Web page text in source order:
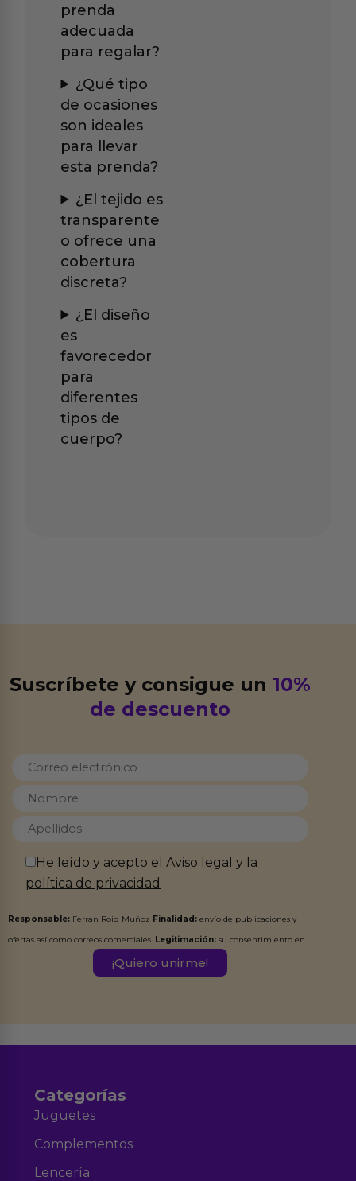
prenda
adecuada
para regalar?
¿Qué tipo
de ocasiones
son ideales
para llevar
esta prenda?
¿El tejido es
transparente
o ofrece una
cobertura
discreta?
¿El diseño
es
favorecedor
para
diferentes
tipos de
cuerpo?
Suscríbete y consigue un10%
de descuento
He leído y acepto elAviso legal y la
política de privacidad
Responsable: Ferran Roig Muñoz Finalidad: envío de publicaciones y
ofertas así como correos comerciales. Legitimación: su consentimiento en
Destinatarios:Ferran Roig Muñoz. Podrás ejercer tus
Categorías
Juguetes
Complementos
Lencería